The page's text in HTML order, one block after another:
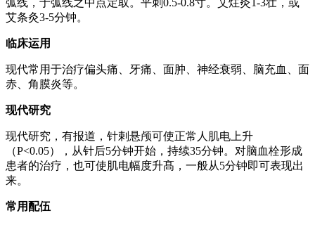
艾条灸3-5分钟。
临床运用
现代常用于治疗偏头痛、牙痛、面肿、神经衰弱、脑充血、面
赤、角膜炎等。
现代研究
现代研究，有报道，针剌悬颅可使正常人肌电上升
（P<0.05），从针后5分钟开始，持续35分钟。对脑血栓形成
患者的治疗，也可使肌电幅度升髙，一般从5分钟即可表现出
来。
常用配伍